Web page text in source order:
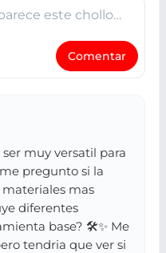
este chollo…
Comentar
muy versatil para
pregunto si la
mas
diferentes
base? 🛠️✨ Me
tendria que ver si